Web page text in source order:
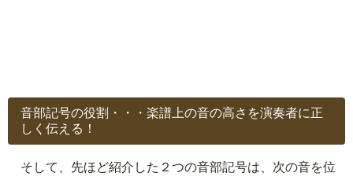
音部記号の役割・・・楽譜上の音の高さを演奏者に正
しく伝える！
そして、先ほど紹介した２つの音部記号は、次の音を位